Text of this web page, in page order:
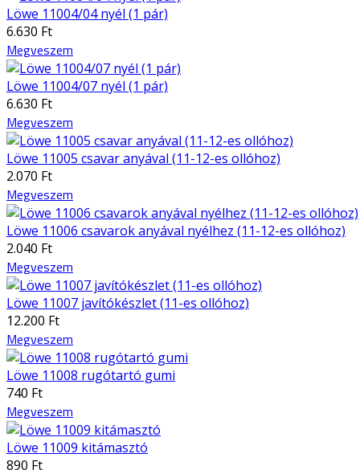
Löwe 11004/04 nyél (1 pár)
6.630 Ft
Megveszem
Löwe 11004/07 nyél (1 pár)
6.630 Ft
Megveszem
Löwe 11005 csavar anyával (11-12-es ollóhoz)
2.070 Ft
Megveszem
Löwe 11006 csavarok anyával nyélhez (11-12-es ollóhoz)
2.040 Ft
Megveszem
Löwe 11007 javítókészlet (11-es ollóhoz)
12.200 Ft
Megveszem
Löwe 11008 rugótartó gumi
740 Ft
Megveszem
Löwe 11009 kitámasztó
890 Ft